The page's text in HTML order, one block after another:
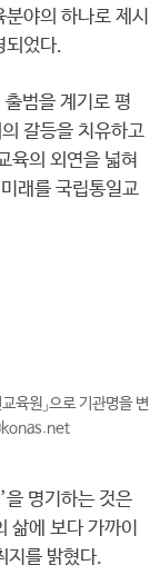
야의 하나로 제시
되었다.
범을 계기로 평
갈등을 치유하고
육의 외연을 넓혀
래를 국립통일교
육원」으로 기관명을 변
을 명기하는 것은
삶에 보다 가까이
지를 밝혔다.